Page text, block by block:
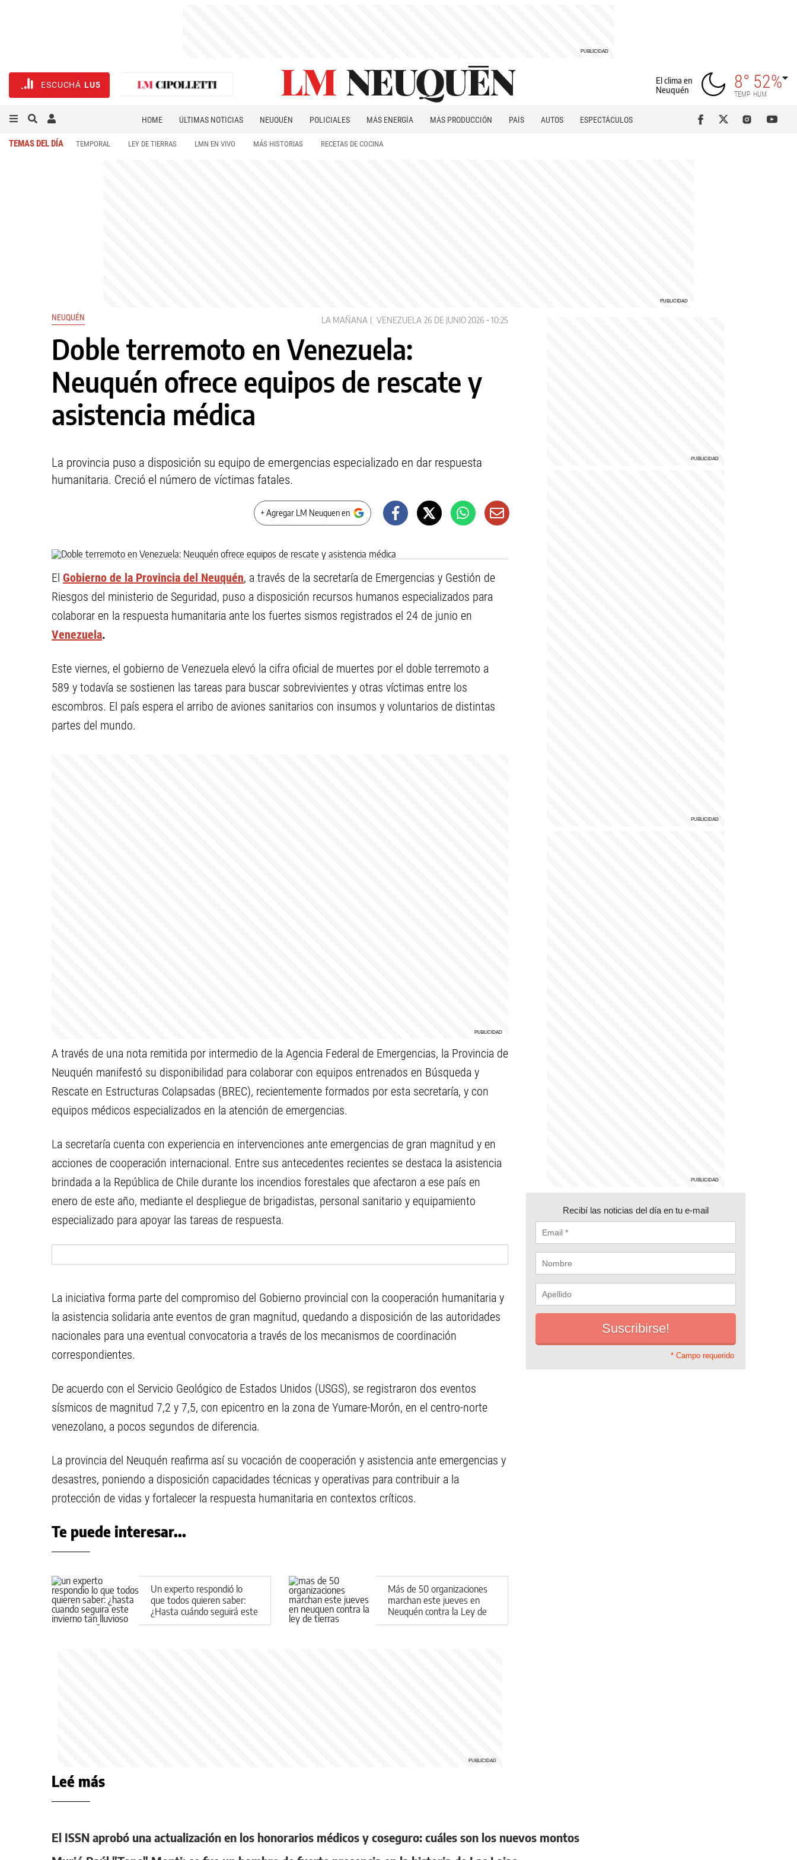
ESCUCHÁ LU5
El clima en
Neuquén
8°
TEMP
52%
HUM
HOME ÚLTIMAS NOTICIAS NEUQUÉN POLICIALES MÁS ENERGÍA MÁS PRODUCCIÓN PAÍS AUTOS
ESPECTÁCULOS
TEMAS DEL DÍA TEMPORAL LEY DE TIERRAS LMN EN VIVO MÁS HISTORIAS RECETAS DE COCINA
NEUQUÉN LA MAÑANA VENEZUELA 26 DE JUNIO 2026 - 10:25
Doble terremoto en Venezuela:
Neuquén ofrece equipos de rescate y
asistencia médica
La provincia puso a disposición su equipo de emergencias especializado en dar respuesta
humanitaria. Creció el número de víctimas fatales.
+ Agregar LM Neuquen en
El Gobierno de la Provincia del Neuquén, a través de la secretaría de Emergencias y Gestión de
Riesgos del ministerio de Seguridad, puso a disposición recursos humanos especializados para
colaborar en la respuesta humanitaria ante los fuertes sismos registrados el 24 de junio en
Venezuela.
Este viernes, el gobierno de Venezuela elevó la cifra oficial de muertes por el doble terremoto a
589 y todavía se sostienen las tareas para buscar sobrevivientes y otras víctimas entre los
escombros. El país espera el arribo de aviones sanitarios con insumos y voluntarios de distintas
partes del mundo.
A través de una nota remitida por intermedio de la Agencia Federal de Emergencias, la Provincia de
Neuquén manifestó su disponibilidad para colaborar con equipos entrenados en Búsqueda y
Rescate en Estructuras Colapsadas (BREC), recientemente formados por esta secretaría, y con
equipos médicos especializados en la atención de emergencias.
La secretaría cuenta con experiencia en intervenciones ante emergencias de gran magnitud y en
acciones de cooperación internacional. Entre sus antecedentes recientes se destaca la asistencia
brindada a la República de Chile durante los incendios forestales que afectaron a ese país en
enero de este año, mediante el despliegue de brigadistas, personal sanitario y equipamiento
especializado para apoyar las tareas de respuesta.
La iniciativa forma parte del compromiso del Gobierno provincial con la cooperación humanitaria y
la asistencia solidaria ante eventos de gran magnitud, quedando a disposición de las autoridades
nacionales para una eventual convocatoria a través de los mecanismos de coordinación
correspondientes.
De acuerdo con el Servicio Geológico de Estados Unidos (USGS), se registraron dos eventos
sísmicos de magnitud 7,2 y 7,5, con epicentro en la zona de Yumare-Morón, en el centro-norte
venezolano, a pocos segundos de diferencia.
La provincia del Neuquén reafirma así su vocación de cooperación y asistencia ante emergencias y
desastres, poniendo a disposición capacidades técnicas y operativas para contribuir a la
protección de vidas y fortalecer la respuesta humanitaria en contextos críticos.
Te puede interesar...
Un experto respondió lo
que todos quieren saber:
¿Hasta cuándo seguirá este
invierno tan lluvioso en
Más de 50 organizaciones
marchan este jueves en
Neuquén contra la Ley de
Tierras
Recibí las noticias del día en tu e-mail
* Campo requerido
Leé más
El ISSN aprobó una actualización en los honorarios médicos y coseguro: cuáles son los nuevos montos